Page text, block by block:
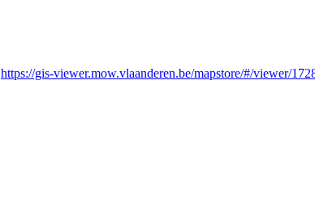
https://gis-viewer.mow.vlaanderen.be/mapstore/#/viewer/